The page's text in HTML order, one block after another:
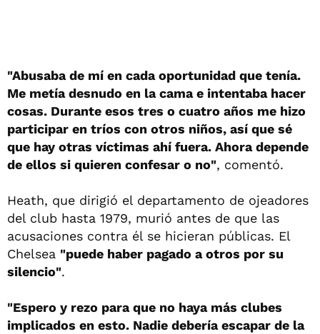
"Abusaba de mí en cada oportunidad que tenía.
Me metía desnudo en la cama e intentaba hacer
cosas. Durante esos tres o cuatro años me hizo
participar en tríos con otros niños, así que sé
que hay otras víctimas ahí fuera. Ahora depende
de ellos si quieren confesar o no", comentó.
Heath, que dirigió el departamento de ojeadores
del club hasta 1979, murió antes de que las
acusaciones contra él se hicieran públicas. El
Chelsea "puede haber pagado a otros por su
silencio".
"Espero y rezo para que no haya más clubes
implicados en esto. Nadie debería escapar de la